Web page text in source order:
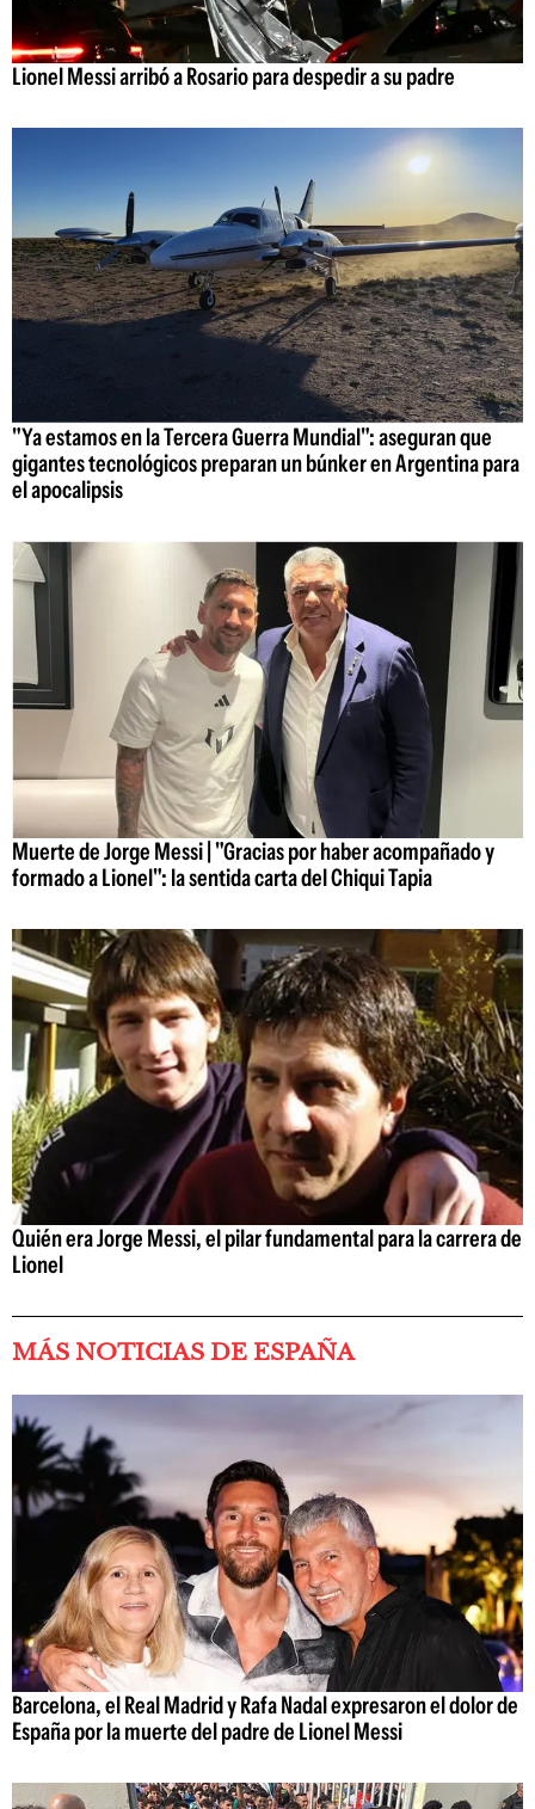
Lionel Messi arribó a Rosario para despedir a su padre
"Ya estamos en la Tercera Guerra Mundial": aseguran que
gigantes tecnológicos preparan un búnker en Argentina para
el apocalipsis
Muerte de Jorge Messi | "Gracias por haber acompañado y
formado a Lionel": la sentida carta del Chiqui Tapia
Quién era Jorge Messi, el pilar fundamental para la carrera de
Lionel
MÁS NOTICIAS DE ESPAÑA
Barcelona, el Real Madrid y Rafa Nadal expresaron el dolor de
España por la muerte del padre de Lionel Messi